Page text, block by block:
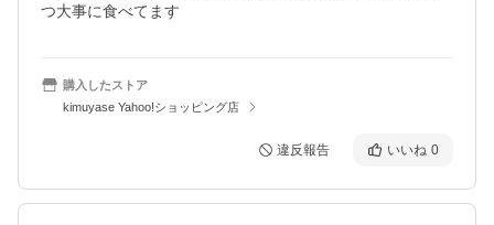
つ大事に食べてます
購入したストア
kimuyase Yahoo!ショッピング店
違反報告 いいね 0